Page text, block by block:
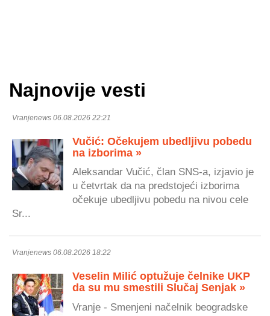
Najnovije vesti
Vranjenews 06.08.2026 22:21
Vučić: Očekujem ubedljivu pobedu
na izborima »
Aleksandar Vučić, član SNS-a, izjavio je
u četvrtak da na predstojeći izborima
očekuje ubedljivu pobedu na nivou cele
Sr...
Vranjenews 06.08.2026 18:22
Veselin Milić optužuje čelnike UKP
da su mu smestili Slučaj Senjak »
Vranje - Smenjeni načelnik beogradske